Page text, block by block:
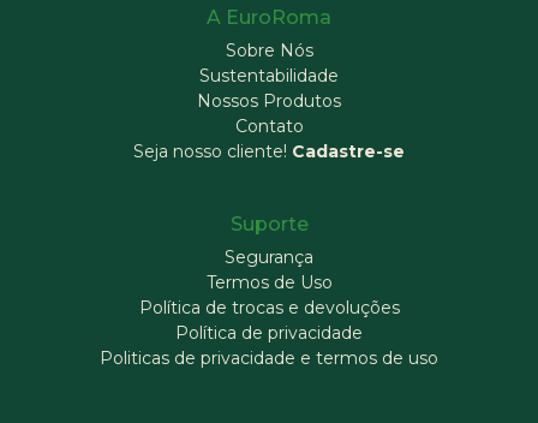
A EuroRoma
Sobre Nós
Sustentabilidade
Nossos Produtos
Contato
Seja nosso cliente! Cadastre-se
Suporte
Segurança
Termos de Uso
Política de trocas e devoluções
Política de privacidade
Politicas de privacidade e termos de uso